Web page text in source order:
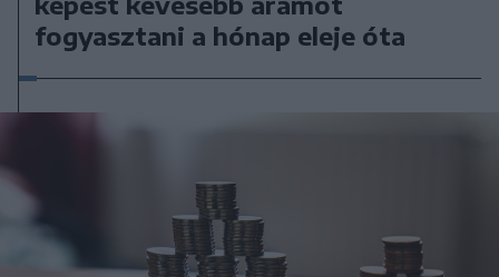
fogyasztani a hónap eleje óta